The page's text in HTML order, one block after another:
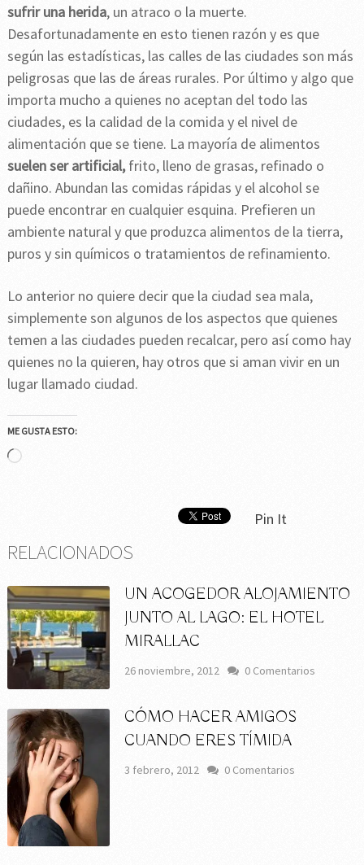
sufrir una herida, un atraco o la muerte.
Desafortunadamente en esto tienen razón y es que
según las estadísticas, las calles de las ciudades son más
peligrosas que las de áreas rurales. Por último y algo que
importa mucho a quienes no aceptan del todo las
ciudades, es la calidad de la comida y el nivel de
alimentación que se tiene. La mayoría de alimentos
suelen ser artificial,frito, lleno de grasas, refinado o
dañino. Abundan las comidas rápidas y el alcohol se
puede encontrar en cualquier esquina. Prefieren un
ambiente natural y que produzca alimentos de la tierra,
puros y sin químicos o tratamientos de refinamiento.
Lo anterior no quiere decir que la ciudad sea mala,
simplemente son algunos de los aspectos que quienes
temen a las ciudades pueden recalcar, pero así como hay
quienes no la quieren, hay otros que si aman vivir en un
lugar llamado ciudad.
ME GUSTA ESTO:
Cargando...
Pin It
RELACIONADOS
UN ACOGEDOR ALOJAMIENTO
JUNTO AL LAGO: EL HOTEL
MIRALLAC
26 noviembre, 2012 0 Comentarios
CÓMO HACER AMIGOS
CUANDO ERES TÍMIDA
3 febrero, 2012 0 Comentarios